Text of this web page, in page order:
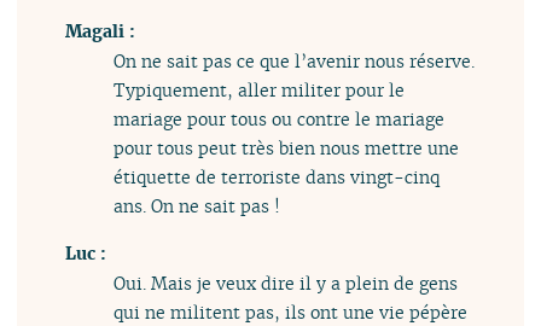
Magali :
On ne sait pas ce que l’avenir nous réserve.
Typiquement, aller militer pour le
mariage pour tous ou contre le mariage
pour tous peut très bien nous mettre une
étiquette de terroriste dans vingt-cinq
ans. On ne sait pas !
Luc :
Oui. Mais je veux dire il y a plein de gens
qui ne militent pas, ils ont une vie pépère